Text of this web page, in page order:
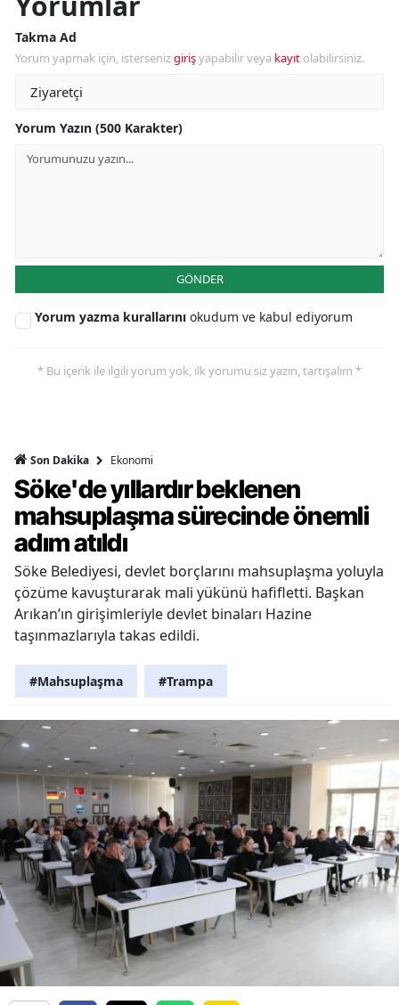
Takma Ad
Yorum yapmak için, istersenizgirişyapabilir veya kayıt olabilirsiniz.
Yorum Yazın (500 Karakter)
GÖNDER
Yorum yazma kurallarını okudum ve kabul ediyorum
* Bu içerik ile ilgili yorum yok, ilk yorumu siz yazın, tartışalım *
Son Dakika Ekonomi
Söke'de yıllardır beklenen
mahsuplaşma sürecinde önemli
adım atıldı
Söke Belediyesi, devlet borçlarını mahsuplaşma yoluyla
çözüme kavuşturarak mali yükünü hafifletti. Başkan
Arıkan’ın girişimleriyle devlet binaları Hazine
taşınmazlarıyla takas edildi.
#Mahsuplaşma #Trampa